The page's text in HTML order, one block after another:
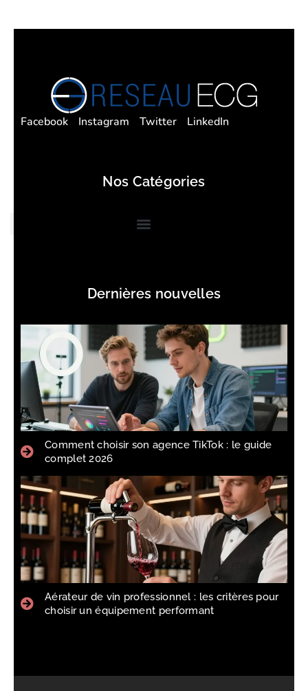
Facebook Instagram Twitter LinkedIn
Nos Catégories
Dernières nouvelles
Comment choisir son agence TikTok : le guide
complet 2026
Aérateur de vin professionnel : les critères pour
choisir un équipement performant